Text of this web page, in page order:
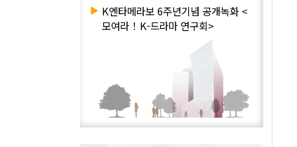
▶ K엔타메라보 6주년기념 공개녹화 <
모여라！K-드라마 연구회>